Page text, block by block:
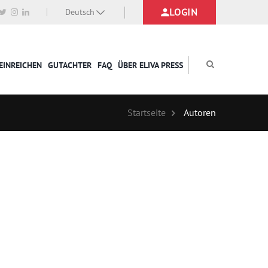
Deutsch LOGIN
GUTACHTER FAQ ÜBER ELIVA PRESS
Startseite Autoren